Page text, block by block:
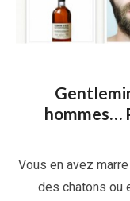
hommes…
Vous en avez
des chatons ou